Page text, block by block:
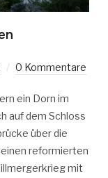
0 Kommentare
ein Dorn im
auf dem Schloss
über die
reformierten
mit